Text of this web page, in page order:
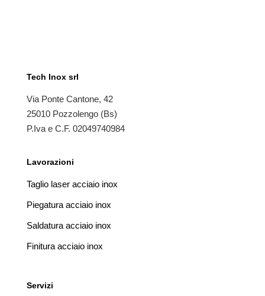
Tech Inox srl
Via Ponte Cantone, 42
25010 Pozzolengo (Bs)
P.Iva e C.F. 02049740984
Lavorazioni
Taglio laser acciaio inox
Piegatura acciaio inox
Saldatura acciaio inox
Finitura acciaio inox
Servizi